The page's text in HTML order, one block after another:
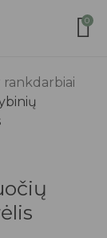
0
rankdarbiai